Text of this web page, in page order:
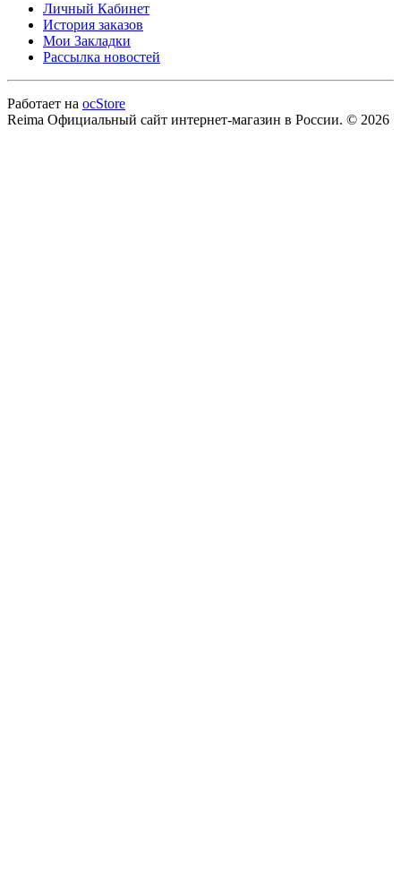
Личный Кабинет
История заказов
Мои Закладки
Рассылка новостей
Работает на ocStore
Reima Официальный сайт интернет-магазин в России. © 2026